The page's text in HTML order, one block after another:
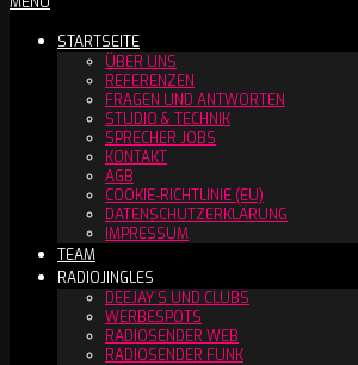
BOOKINGS™
Menu
STARTSEITE
ÜBER UNS
REFERENZEN
FRAGEN UND ANTWORTEN
STUDIO & TECHNIK
SPRECHER JOBS
KONTAKT
AGB
COOKIE-RICHTLINIE (EU)
DATENSCHUTZERKLÄRUNG
IMPRESSUM
TEAM
RADIOJINGLES
DEEJAY´S UND CLUBS
WERBESPOTS
RADIOSENDER WEB
RADIOSENDER FUNK